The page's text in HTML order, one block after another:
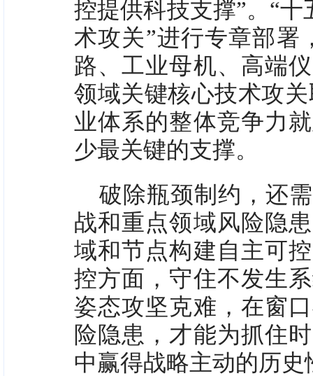
控提供科技支撑”。“
术攻关”进行专章部署
路、工业母机、高端
领域关键核心技术攻
业体系的整体竞争力
少最关键的支撑。
破除瓶颈制约，还
战和重点领域风险隐
域和节点构建自主可
控方面，守住不发生
姿态攻坚克难，在窗
险隐患，才能为抓住
中赢得战略主动的历史